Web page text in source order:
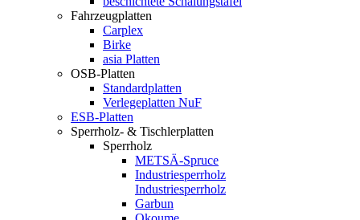
Fahrzeugplatten
Carplex
Birke
asia Platten
OSB-Platten
Standardplatten
Verlegeplatten NuF
ESB-Platten
Sperrholz- & Tischlerplatten
Sperrholz
METSÄ-Spruce
Industriesperrholz
Industriesperrholz
Garbun